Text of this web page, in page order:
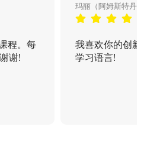
程。每
谢!
玛丽（阿姆斯特丹
我喜欢你的创
学习语言!